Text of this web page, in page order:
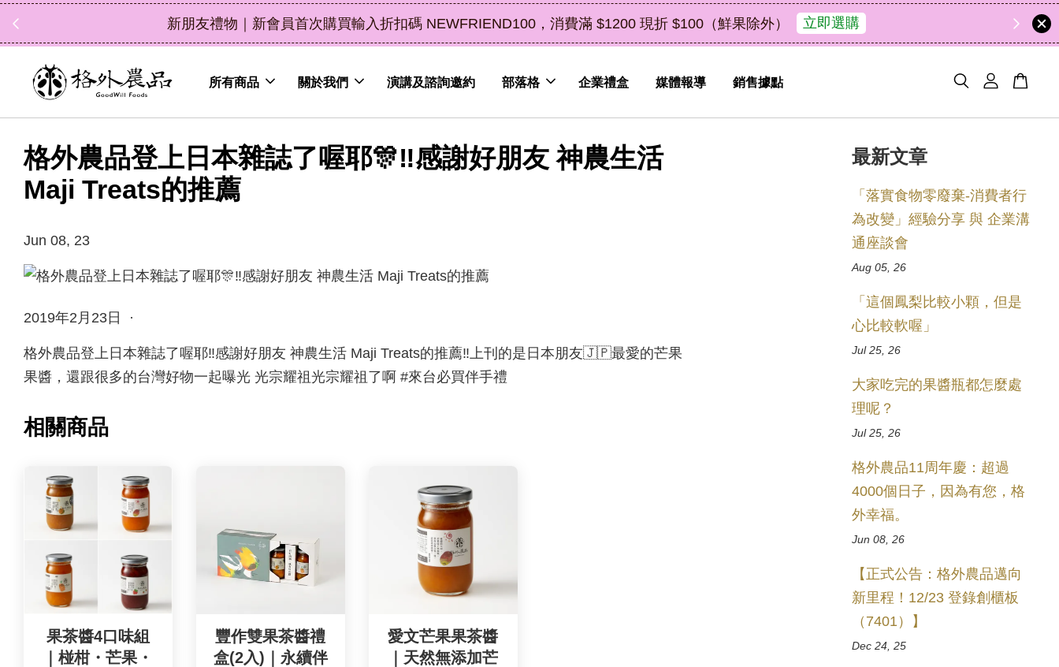
） 中秋禮盒新上市｜橘皮植萃永續好禮，解油去味・送禮自用兩相宜 了解詳情
所有商品 關於我們 演講及諮詢邀約 部落格 企業禮盒 媒體報導 銷售據點
格外農品登上日本雜誌了喔耶🎊‼️感謝好朋友 神農生活
Maji Treats的推薦
Jun 08, 23
2019年2月23日 ·
格外農品登上日本雜誌了喔耶‼️感謝好朋友 神農生活 Maji Treats的推薦‼️上刊的是日本朋友🇯🇵最愛的芒果
果醬，還跟很多的台灣好物一起曝光 光宗耀祖光宗耀祖了啊 #來台必買伴手禮
相關商品
果茶醬4口味組
｜椪柑・芒果・
豐作雙果茶醬禮
盒(2入)｜永續伴
愛文芒果果茶醬
｜天然無添加芒
最新文章
「落實食物零廢棄-消費者行
為改變」經驗分享 與 企業溝
通座談會
Aug 05, 26
「這個鳳梨比較小顆，但是
心比較軟喔」
Jul 25, 26
大家吃完的果醬瓶都怎麼處
理呢？
Jul 25, 26
格外農品11周年慶：超過
4000個日子，因為有您，格
外幸福。
Jun 08, 26
【正式公告：格外農品邁向
新里程！12/23 登錄創櫃板
（7401）】
Dec 24, 25